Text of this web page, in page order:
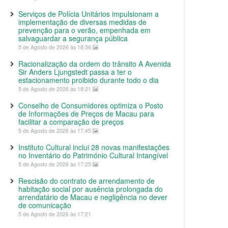
Serviços de Polícia Unitários impulsionam a
implementação de diversas medidas de
prevenção para o verão, empenhada em
salvaguardar a segurança pública
5 de Agosto de 2026 às 18:36
Racionalização da ordem do trânsito A Avenida
Sir Anders Ljungstedt passa a ter o
estacionamento proibido durante todo o dia
5 de Agosto de 2026 às 18:21
Conselho de Consumidores optimiza o Posto
de Informações de Preços de Macau para
facilitar a comparação de preços
5 de Agosto de 2026 às 17:45
Instituto Cultural inclui 28 novas manifestações
no Inventário do Património Cultural Intangível
5 de Agosto de 2026 às 17:25
Rescisão do contrato de arrendamento de
habitação social por ausência prolongada do
arrendatário de Macau e negligência no dever
de comunicação
5 de Agosto de 2026 às 17:21